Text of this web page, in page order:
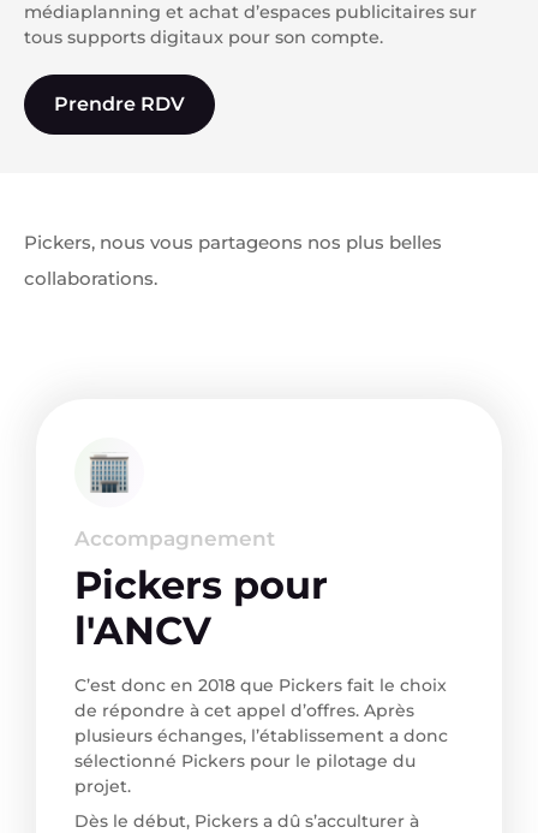
médiaplanning et achat d’espaces publicitaires sur
tous supports digitaux pour son compte.
Prendre RDV
Pickers, nous vous partageons nos plus belles
collaborations.
Accompagnement
Pickers pour
l'ANCV
C’est donc en 2018 que Pickers fait le choix
de répondre à cet appel d’offres. Après
plusieurs échanges, l’établissement a donc
sélectionné Pickers pour le pilotage du
projet.
Dès le début, Pickers a dû s’acculturer à